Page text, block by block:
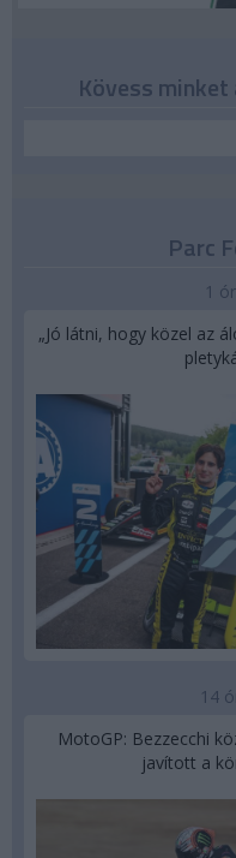
Kövess
Parc
1
„Jó látni, hogy közel az
14
MotoGP: Bezzecchi
javított a